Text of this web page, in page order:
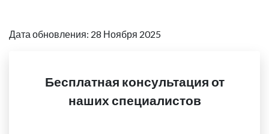
Дата обновления: 28 Ноября 2025
Бесплатная консультация от
наших специалистов